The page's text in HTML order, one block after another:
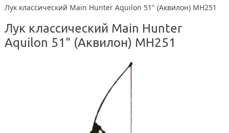
Лук классический Main Hunter Aquilon 51" (Аквилон) MH251
Лук классический Main Hunter
Aquilon 51" (Аквилон) MH251